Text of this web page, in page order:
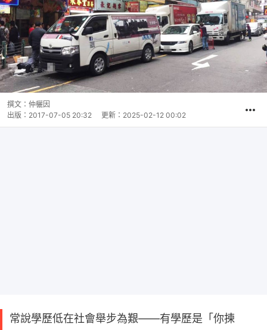
撰文： 仲欐因
出版： 2017-07-05 20:32 更新： 2025-02-12 00:02
常說學歷低在社會舉步為艱——有學歷是「你揀